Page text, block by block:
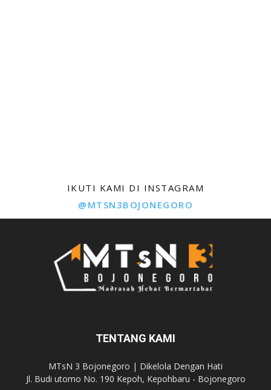
IKUTI KAMI DI INSTAGRAM
@MTSN3BOJONEGORO
TENTANG KAMI
MTsN 3 Bojonegoro | Dikelola Dengan Hati
Jl. Budi utomo No. 190 Kepoh, Kepohbaru - Bojonegoro